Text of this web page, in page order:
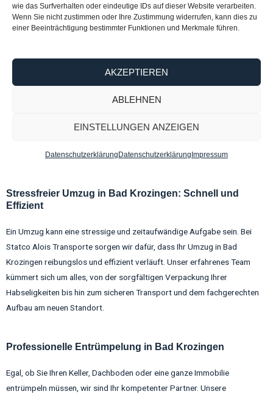
wie das Surfverhalten oder eindeutige IDs auf dieser Website verarbeiten.
Wenn Sie nicht zustimmen oder Ihre Zustimmung widerrufen, kann dies zu
einer Beeinträchtigung bestimmter Funktionen und Merkmale führen.
AKZEPTIEREN
ABLEHNEN
EINSTELLUNGEN ANZEIGEN
Datenschutzerklärung Datenschutzerklärung Impressum
Warum Statco Alois Transporte die beste Wahl für
Umzug, Entrümpelung, Haushaltsauflösung und
Wenn Sie in Bad Krozingen und Umgebung einen zuverlässigen Partner
für Umzüge, Entrümpelungen, Haushaltsauflösungen und
umfassenden Serviceangebot sind wir bestens gerüstet, um Ihnen bei
Stressfreier Umzug in Bad Krozingen: Schnell und
Effizient
Ein Umzug kann eine stressige und zeitaufwändige Aufgabe sein. Bei
Statco Alois Transporte sorgen wir dafür, dass Ihr Umzug in Bad
Krozingen reibungslos und effizient verläuft. Unser erfahrenes Team
kümmert sich um alles, von der sorgfältigen Verpackung Ihrer
Habseligkeiten bis hin zum sicheren Transport und dem fachgerechten
Aufbau am neuen Standort.
Professionelle Entrümpelung in Bad Krozingen
Egal, ob Sie Ihren Keller, Dachboden oder eine ganze Immobilie
entrümpeln müssen, wir sind Ihr kompetenter Partner. Unsere